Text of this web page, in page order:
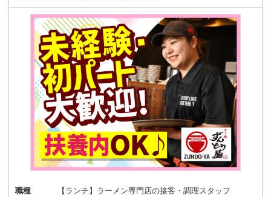
職種
【ランチ】ラーメン専門店の接客・調理スタッフ